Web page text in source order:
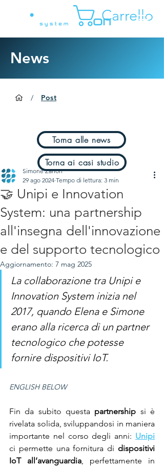
Carrello
News
/ Post
Torna alle news
🤝 Unipi e Innovation
System: una partnership
all'insegna dell'innovazione
e del supporto tecnologico
Simone Zanon
29 ago 2024 Tempo di lettura: 3 min
Aggiornamento: 7 mag 2025
La collaborazione tra Unipi e
Innovation System inizia nel
2017, quando Elena e Simone
erano alla ricerca di un partner
tecnologico che potesse
fornire dispositivi IoT.
ENGLISH BELOW
Fin da subito questa partnership si è
rivelata solida, sviluppandosi in maniera
importante nel corso degli anni: Unipi
ci permette una fornitura di dispositivi
IoT all’avanguardia, perfettamente in
Torna ai casi studio